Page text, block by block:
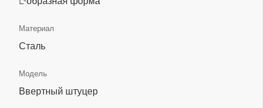
Материал
Сталь
Модель
Ввертный штуцер